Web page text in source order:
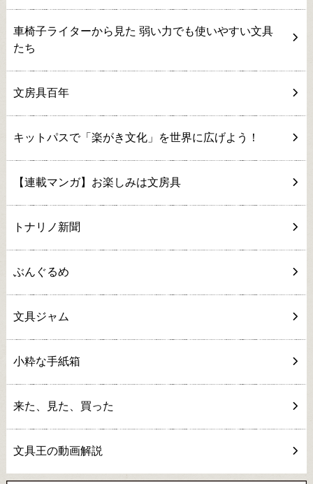
車椅子ライターから見た 弱い力でも使いやすい文具
たち
文房具百年
キットパスで「楽がき文化」を世界に広げよう！
【連載マンガ】お楽しみは文房具
トナリノ新聞
ぶんぐるめ
文具ジャム
小粋な手紙箱
来た、見た、買った
文具王の動画解説